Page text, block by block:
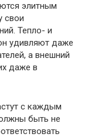
элитным
свои
Тепло- и
удивляют даже
а внешний
даже в
с каждым
быть не